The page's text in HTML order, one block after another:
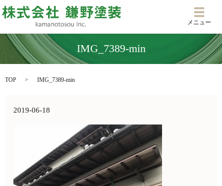
メニ
メニュー
IMG_7389-min
TOP IMG_7389-min
2019-06-18